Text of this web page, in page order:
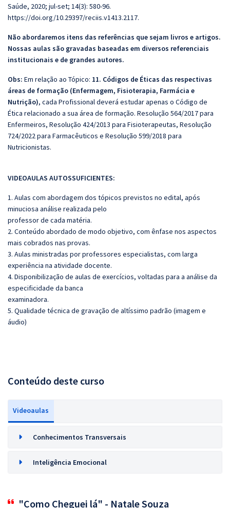
Saúde, 2020; jul-set; 14(3): 580-96.
https://doi.org/10.29397/reciis.v1413.2117.
Não abordaremos itens das referências que sejam livros e artigos.
Nossas aulas são gravadas baseadas em diversos referenciais
institucionais e de grandes autores.
Obs: Em relação ao Tópico: 11. Códigos de Éticas das respectivas
áreas de formação (Enfermagem, Fisioterapia, Farmácia e
Nutrição), cada Profissional deverá estudar apenas o Código de
Ética relacionado a sua área de formação. Resolução 564/2017 para
Enfermeiros, Resolução 424/2013 para Fisioterapeutas, Resolução
724/2022 para Farmacêuticos e Resolução 599/2018 para
Nutricionistas.
VIDEOAULAS AUTOSSUFICIENTES:
1. Aulas com abordagem dos tópicos previstos no edital, após
minuciosa análise realizada pelo
professor de cada matéria.
2. Conteúdo abordado de modo objetivo, com ênfase nos aspectos
mais cobrados nas provas.
3. Aulas ministradas por professores especialistas, com larga
experiência na atividade docente.
4. Disponibilização de aulas de exercícios, voltadas para a análise da
especificidade da banca
examinadora.
5. Qualidade técnica de gravação de altíssimo padrão (imagem e
áudio)
Conteúdo deste curso
Videoaulas
Conhecimentos Transversais
Inteligência Emocional
"Como Cheguei lá" - Natale Souza